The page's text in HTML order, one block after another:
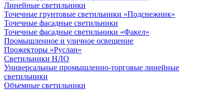
Линейные светильники
Точечные грунтовые светильники «Подснежник»
Точечные фасадные светильники
Точечные фасадные светильники «Факел»
Промышленное и уличное освещение
Прожекторы «Руслан»
Светильники НЛО
Универсальные промышленно-торговые линейные
светильники
Объемные светильники